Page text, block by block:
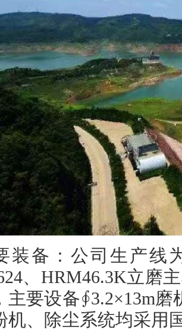
装备：公司生产线
、HRM46.3K立磨
主要设备∮3.2×13m
机、除尘系统均采用